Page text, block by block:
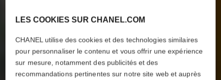
LES COOKIES SUR CHANEL.COM
CHANEL utilise des cookies et des technologies similaires
pour personnaliser le contenu et vous offrir une expérience
sur mesure, notamment des publicités et des
recommandations pertinentes sur notre site web et auprès